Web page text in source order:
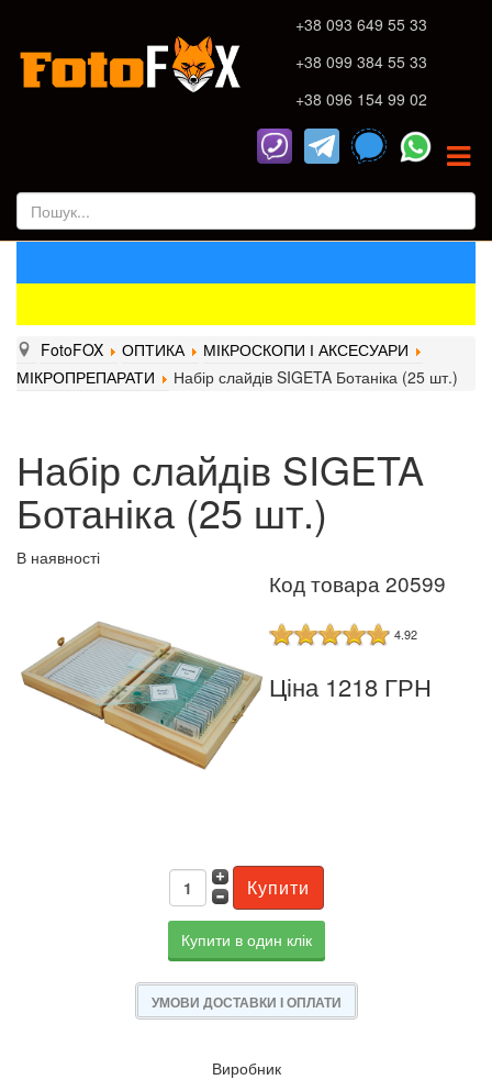
+38 093 649 55 33
+38 099 384 55 33
+38 096 154 99 02
FotoFOX ОПТИКА
МІКРОСКОПИ І АКСЕСУАРИ
МІКРОПРЕПАРАТИ
Набір слайдів SIGETA Ботаніка (25 шт.)
Набір слайдів SIGETA
Ботаніка (25 шт.)
В наявності
Код товара 20599
4.92
Ціна 1218 ГРН
Купити в один клік
УМОВИ ДОСТАВКИ І ОПЛАТИ
Виробник